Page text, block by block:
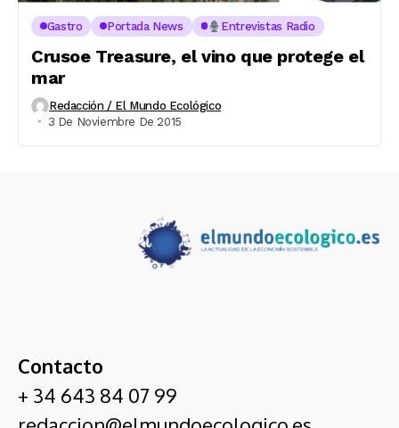
Gastro Portada News Entrevistas Radio
Crusoe Treasure, el vino que protege el
mar
Redacción / El Mundo Ecológico
3 De Noviembre De 2015
Contacto
+ 34 643 84 07 99